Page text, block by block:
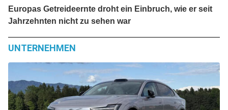
Europas Getreideernte droht ein Einbruch, wie er seit
Jahrzehnten nicht zu sehen war
UNTERNEHMEN